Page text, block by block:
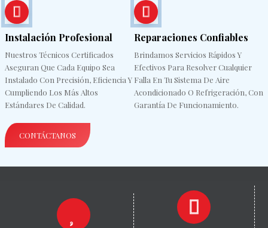
Instalación Profesional
Nuestros Técnicos Certificados
Aseguran Que Cada Equipo Sea
Instalado Con Precisión, Eficiencia Y
Cumpliendo Los Más Altos
Estándares De Calidad.
Reparaciones Confiables
Brindamos Servicios Rápidos Y
Efectivos Para Resolver Cualquier
Falla En Tu Sistema De Aire
Acondicionado O Refrigeración, Con
Garantía De Funcionamiento.
CONTÁCTANOS